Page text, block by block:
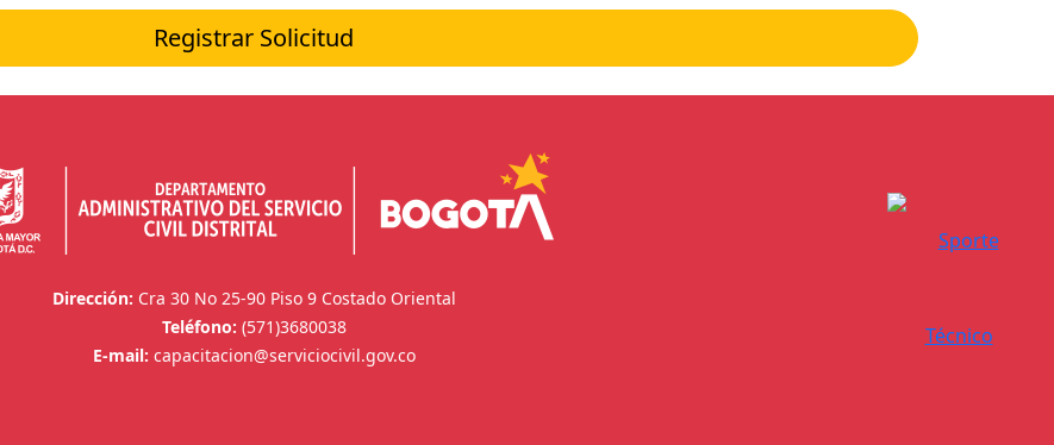
Registrar Solicitud
Dirección: Cra 30 No 25-90 Piso 9 Costado Oriental
Teléfono: (571)3680038
E-mail: capacitacion@serviciocivil.gov.co